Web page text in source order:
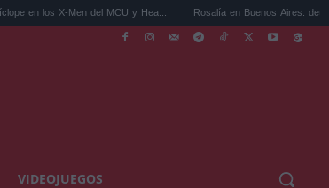
X-Men del MCU y Hea... Rosalía en Buenos Aires: detiene el
VIDEOJUEGOS